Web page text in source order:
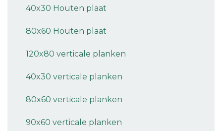
40x30 Houten plaat
80x60 Houten plaat
120x80 verticale planken
40x30 verticale planken
80x60 verticale planken
90x60 verticale planken